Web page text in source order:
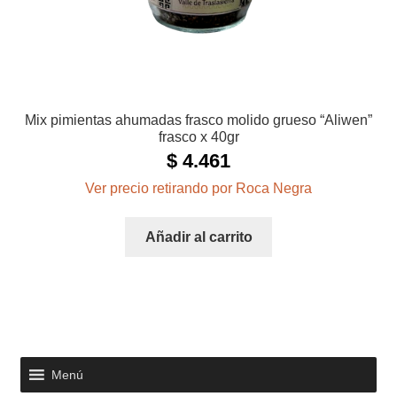
Mix pimientas ahumadas frasco molido grueso “Aliwen”
frasco x 40gr
$ 4.461
Ver precio retirando por Roca Negra
Añadir al carrito
Menú